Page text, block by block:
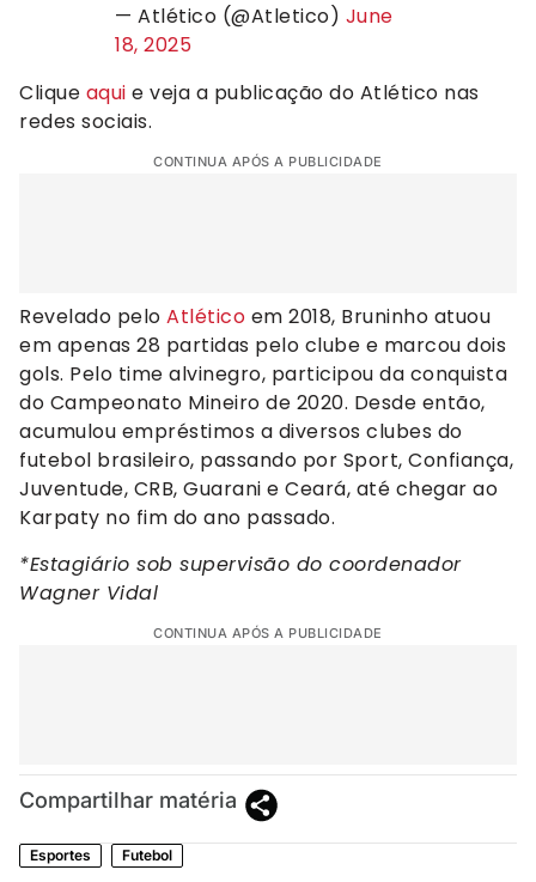
— Atlético (@Atletico) June
18, 2025
Clique aqui e veja a publicação do Atlético nas
redes sociais.
CONTINUA APÓS A PUBLICIDADE
Revelado pelo Atlético em 2018, Bruninho atuou
em apenas 28 partidas pelo clube e marcou dois
gols. Pelo time alvinegro, participou da conquista
do Campeonato Mineiro de 2020. Desde então,
acumulou empréstimos a diversos clubes do
futebol brasileiro, passando por Sport, Confiança,
Juventude, CRB, Guarani e Ceará, até chegar ao
Karpaty no fim do ano passado.
*Estagiário sob supervisão do coordenador
Wagner Vidal
CONTINUA APÓS A PUBLICIDADE
Compartilhar matéria
Esportes Futebol